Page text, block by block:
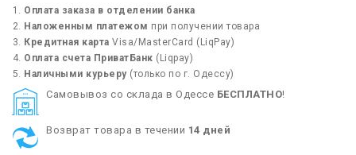
Оплата заказа в отделении банка
Наложенным платежом при получении товара
Кредитная карта Visa/MasterCard (LiqPay)
Оплата счета ПриватБанк (Liqpay)
Наличными курьеру(только по г. Одессу)
Cамовывоз со склада в Одессе БЕСПЛАТНО!
Возврат товара в течении 14 дней